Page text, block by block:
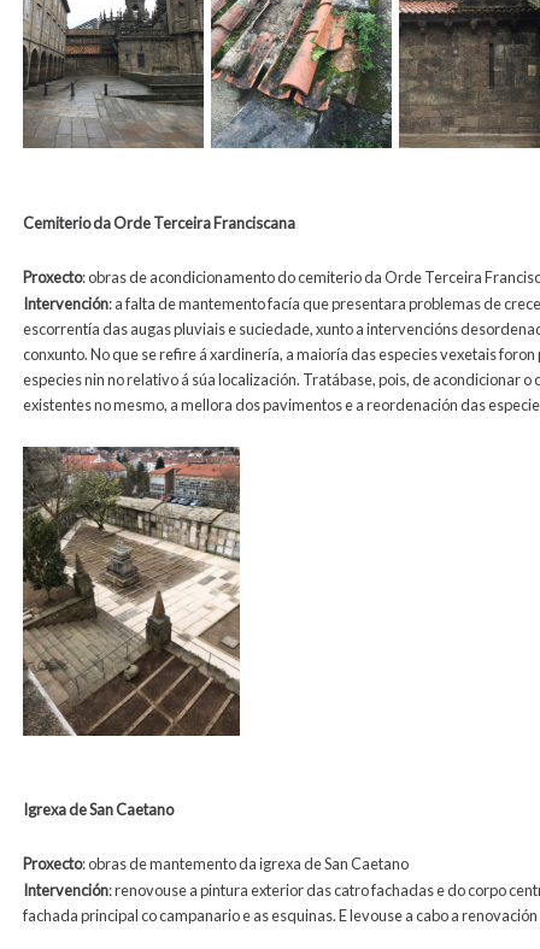
Cemiterio da Orde Terceira Franciscana
Proxecto: obras de acondicionamento do cemiterio da Orde Terceira
Intervención: a falta de mantemento facía que presentara problemas de
escorrentía das augas pluviais e suciedade, xunto a intervencións
conxunto. No que se refire á xardinería, a maioría das especies vexetais
especies nin no relativo á súa localización. Tratábase, pois, de acondicionar
existentes no mesmo, a mellora dos pavimentos e a reordenación das
Igrexa de San Caetano
Proxecto:obras demantemento da igrexa de San Caetano
Intervención:renovouse a pintura exterior das catro fachadas e do corpo
fachada principal co campanario e as esquinas. E levouse a cabo a